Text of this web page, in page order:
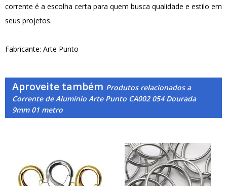
corrente é a escolha certa para quem busca qualidade e estilo em
seus projetos.
Fabricante: Arte Punto
Aproveite também Produtos relacionados a
Corrente de Alumínio Arte Punto CA002 054 Dourada
9mm 01 metro